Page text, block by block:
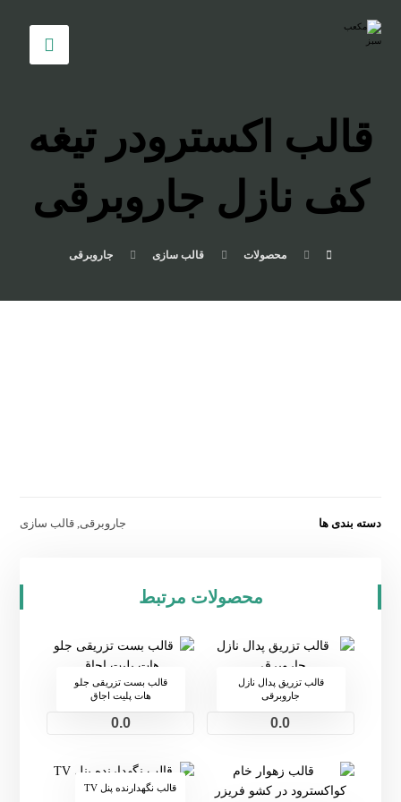
قالب اکسترودر تیغه
کف نازل جاروبرقی
محصولات قالب سازی جاروبرقی
دسته بندی ها جاروبرقی قالب سازی
محصولات مرتبط
قالب تزریق پدال نازل
جاروبرقی
0.0
قالب بست تزریقی جلو
هات پلیت اجاق
0.0
قالب نگهدارنده پنل TV